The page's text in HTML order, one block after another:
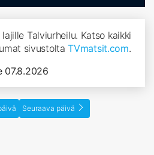
Talviurheilu. Katso kaikki
sivustoltaTVmatsit.com.
07.8.2026
Seuraava päivä